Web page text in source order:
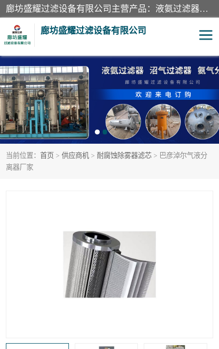
廊坊盛耀过滤设备有限公司主营产品：液氨过滤器、沼气过滤器、氨气分离器、二氧化碳过滤器、过滤器、液氨氨气过滤器、天然气过滤器、管道过滤器、*过滤器、液氨除油除水过滤器、氨气除油除水过滤器、焦炉煤气除焦油过滤器等。
廊坊盛耀过滤设备有限公司
当前位置： 首页 > 供应商机 > 耐腐蚀除雾器滤芯 > 巴彦淖尔气液分
离器厂家
二氧化碳过滤器 过滤器
液氨氨气过滤器 沼气过滤器
天然气过滤器 管道过滤器
甲醇过滤器 液氨除油除水过滤器
化工盐酸气聚结器 耐腐蚀除雾器滤芯